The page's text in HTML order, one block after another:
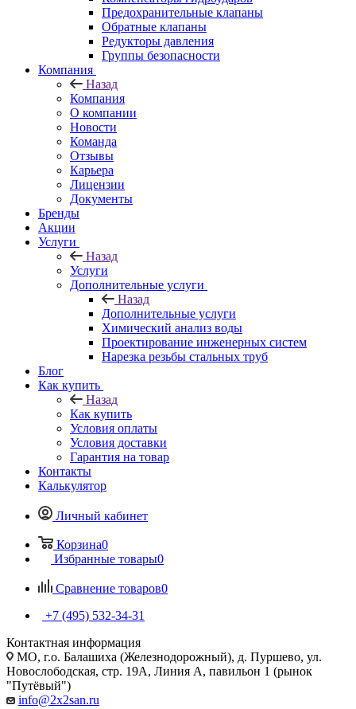
Предохранительные клапаны
Обратные клапаны
Редукторы давления
Группы безопасности
Компания
Назад
Компания
О компании
Новости
Команда
Отзывы
Карьера
Лицензии
Документы
Бренды
Акции
Услуги
Назад
Услуги
Дополнительные услуги
Назад
Дополнительные услуги
Химический анализ воды
Проектирование инженерных систем
Нарезка резьбы стальных труб
Блог
Как купить
Назад
Как купить
Условия оплаты
Условия доставки
Гарантия на товар
Контакты
Калькулятор
Личный кабинет
Корзина0
Избранные товары0
Сравнение товаров0
+7 (495) 532‑34‑31
Контактная информация
МО, г.о. Балашиха (Железнодорожный), д. Пуршево, ул.
Новослободская, стр. 19А, Линия А, павильон 1 (рынок
"Путёвый")
info@2x2san.ru